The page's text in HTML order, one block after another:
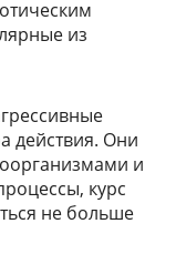
из
действия. Они
и
курс
не больше